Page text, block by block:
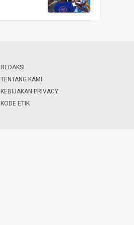
REDAKSI
TENTANG KAMI
KEBIJAKAN PRIVACY
KODE ETIK